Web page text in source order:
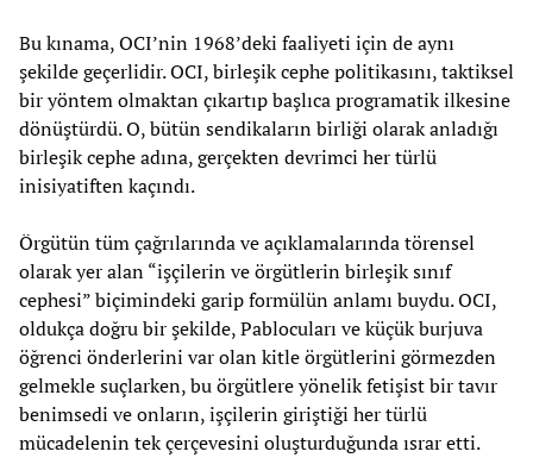
Bu kınama, OCI’nin 1968’deki faaliyeti için de aynı
şekilde geçerlidir. OCI, birleşik cephe politikasını, taktiksel
bir yöntem olmaktan çıkartıp başlıca programatik ilkesine
dönüştürdü. O, bütün sendikaların birliği olarak anladığı
birleşik cephe adına, gerçekten devrimci her türlü
inisiyatiften kaçındı.
Örgütün tüm çağrılarında ve açıklamalarında törensel
olarak yer alan “işçilerin ve örgütlerin birleşik sınıf
cephesi” biçimindeki garip formülün anlamı buydu. OCI,
oldukça doğru bir şekilde, Pablocuları ve küçük burjuva
öğrenci önderlerini var olan kitle örgütlerini görmezden
gelmekle suçlarken, bu örgütlere yönelik fetişist bir tavır
benimsedi ve onların, işçilerin giriştiği her türlü
mücadelenin tek çerçevesini oluşturduğunda ısrar etti.